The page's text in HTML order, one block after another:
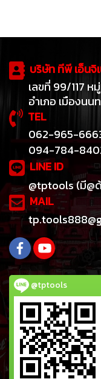
บริษัท ทีพี เอ็นจิ
เลขที่ 99/117 ห
อำเภอ เมืองนนท
TEL
062-965-
094-784-
LINE ID
@tptools (มี@
MAIL
@tptools